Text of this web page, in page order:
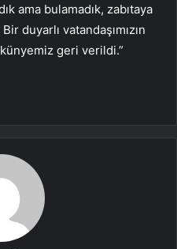
ama bulamadık, zabıtaya
duyarlı vatandaşımızın
geri verildi.”